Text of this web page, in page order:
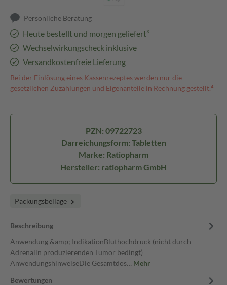
Persönliche Beratung
Heute bestellt und morgen geliefert³
Wechselwirkungscheck inklusive
Versandkostenfreie Lieferung
Bei der Einlösung eines Kassenrezeptes werden nur die
gesetzlichen Zuzahlungen und Eigenanteile in Rechnung gestellt.⁴
PZN: 09722723
Darreichungsform: Tabletten
Marke: Ratiopharm
Hersteller: ratiopharm GmbH
Packungsbeilage
Beschreibung
Anwendung &amp; IndikationBluthochdruck (nicht durch
Adrenalin produzierenden Tumor bedingt)
AnwendungshinweiseDie Gesamtdos… Mehr
Bewertungen